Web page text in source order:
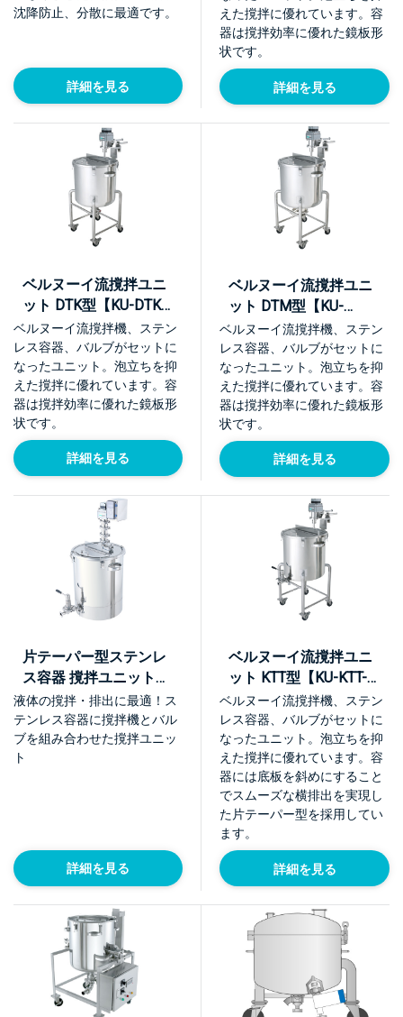
沈降防止、分散に最適です。
詳細を見る
えた撹拌に優れています。容
器は撹拌効率に優れた鏡板形
状です。
詳細を見る
ベルヌーイ流撹拌ユニ
ット DTK型【KU-DTK-
PO/KU-DTK-SD】
ベルヌーイ流撹拌機、ステン
レス容器、バルブがセットに
なったユニット。泡立ちを抑
えた撹拌に優れています。容
器は撹拌効率に優れた鏡板形
状です。
詳細を見る
ベルヌーイ流撹拌ユニ
ット DTM型【KU-
DTM】
ベルヌーイ流撹拌機、ステン
レス容器、バルブがセットに
なったユニット。泡立ちを抑
えた撹拌に優れています。容
器は撹拌効率に優れた鏡板形
状です。
詳細を見る
片テーパー型ステンレ
ス容器 撹拌ユニット
【KU】
液体の撹拌・排出に最適！ス
テンレス容器に撹拌機とバル
ブを組み合わせた撹拌ユニッ
ト
詳細を見る
ベルヌーイ流撹拌ユニ
ット KTT型【KU-KTT-
L】
ベルヌーイ流撹拌機、ステン
レス容器、バルブがセットに
なったユニット。泡立ちを抑
えた撹拌に優れています。容
器には底板を斜めにすること
でスムーズな横排出を実現し
た片テーパー型を採用してい
ます。
詳細を見る